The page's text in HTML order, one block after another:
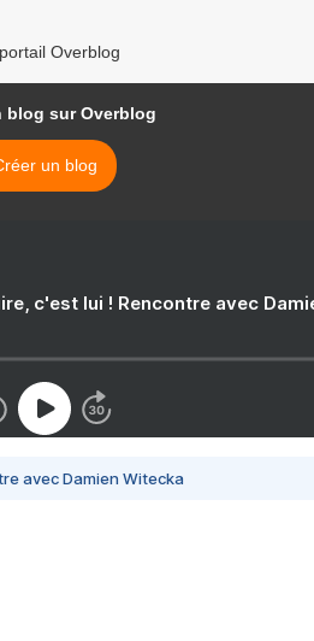
Overblog
blog sur Overblog
un blog
c'est lui ! Rencontre avec
avec Damien Witecka